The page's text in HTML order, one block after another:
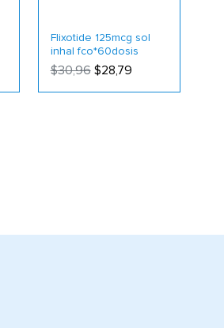
Flixotide 125mcg sol
inhal fco*60dosis
Precio
$30,96 Precio de oferta
$28,79